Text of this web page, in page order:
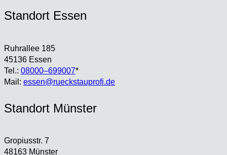
Stand­ort Essen
Ruhr­al­lee 185
45136 Essen
Tel.: 08000–699007*
Mail: essen@rueckstauprofi.de
Stand­ort Müns­ter
Gro­pi­us­str. 7
48163 Müns­ter